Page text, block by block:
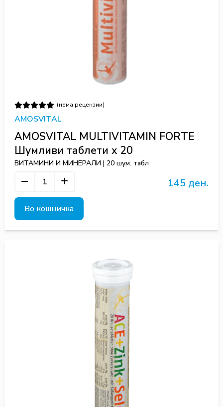
(нема рецензии)
AMOSVITAL
AMOSVITAL MULTIVITAMIN FORTE
Шумливи таблети х 20
ВИТАМИНИ И МИНЕРАЛИ | 20 шум. табл
145 ден.
Во кошничка